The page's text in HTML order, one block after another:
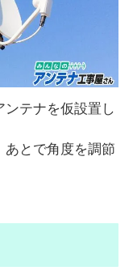
テナを仮設置し
とで角度を調節